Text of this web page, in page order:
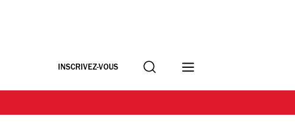
INSCRIVEZ-VOUS Recherche